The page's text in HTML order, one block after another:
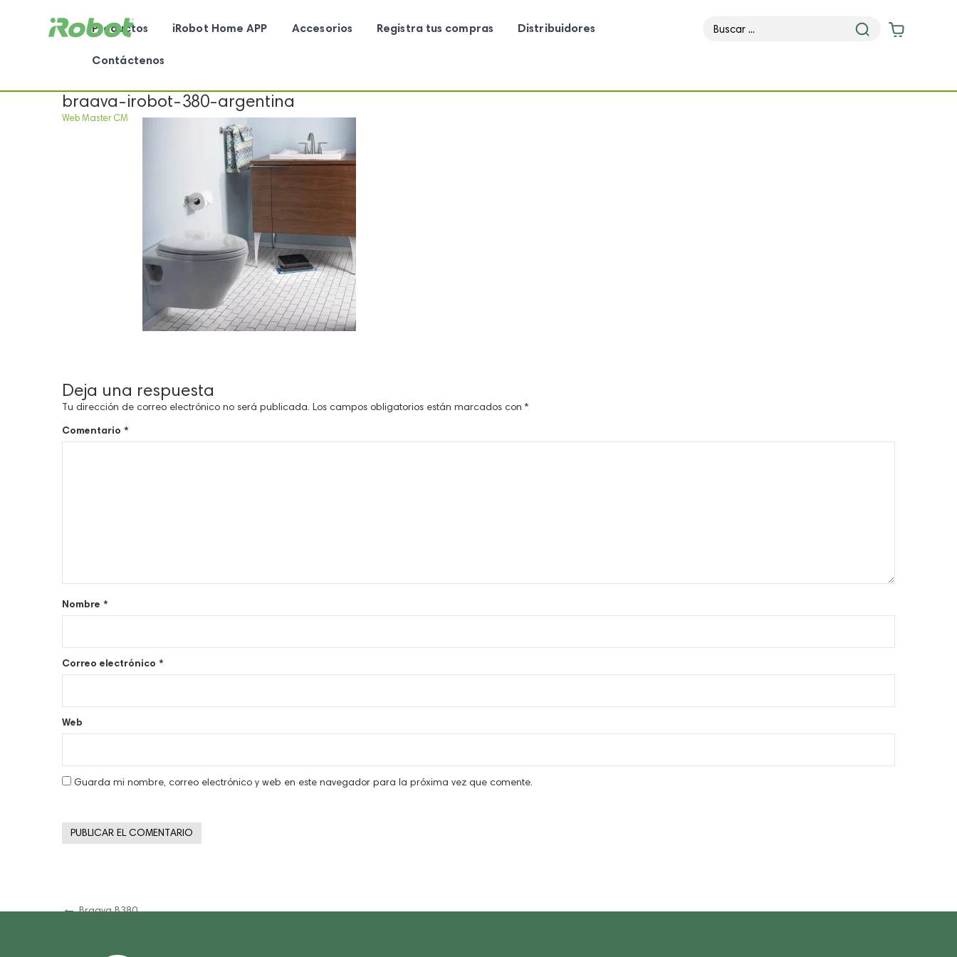
Productos iRobot Home APP Accesorios Registra tus compras Distribuidores
Contáctenos
braava-irobot-380-argentina
Web Master CM
Deja una respuesta
Tu dirección de correo electrónico no será publicada. Los campos obligatorios están marcados con *
Comentario *
Nombre *
Correo electrónico *
Web
Guarda mi nombre, correo electrónico y web en este navegador para la próxima vez que comente.
Navegación
Previous
Braava B380